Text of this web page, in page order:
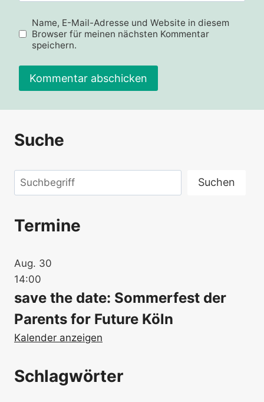
Name, E-Mail-Adresse und Website in diesem
Browser für meinen nächsten Kommentar
speichern.
Suche
Suchen Suchen
Termine
Aug. 30
14:00
save the date: Sommerfest der
Parents for Future Köln
Kalender anzeigen
Schlagwörter